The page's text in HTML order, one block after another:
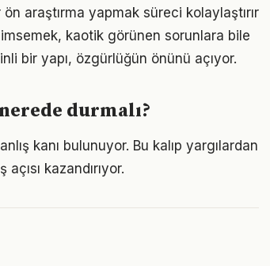
araştırma yapmak süreci kolaylaştırır
kaotik görünen sorunlara bile
bir yapı, özgürlüğün önünü açıyor.
durmalı?
kanı bulunuyor. Bu kalıp yargılardan
kazandırıyor.